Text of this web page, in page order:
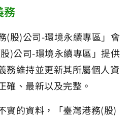
務
(股)公司-環境永續專區」會
)公司-環境永續專區」提供
務維持並更新其所屬個人資
確、最新以及完整。
實的資料，「臺灣港務(股)